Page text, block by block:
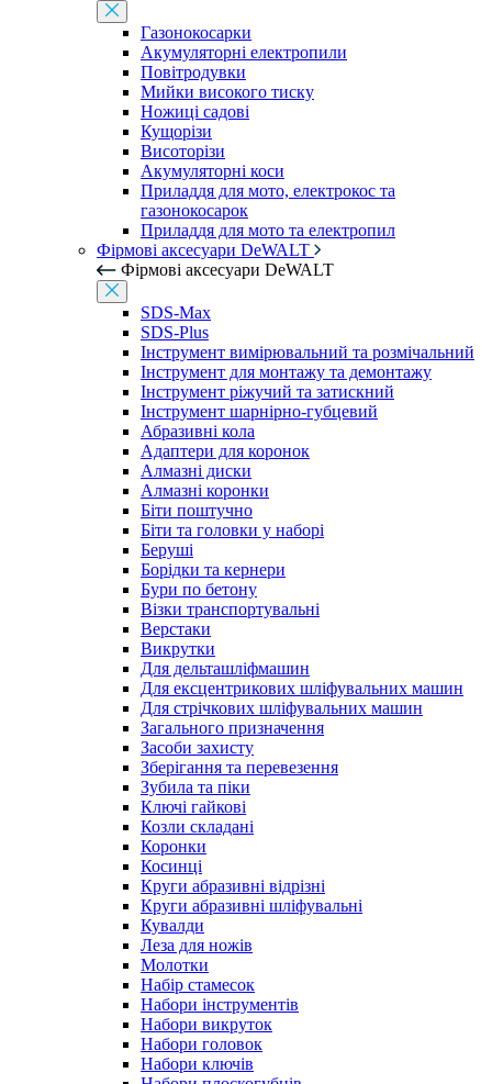
Газонокосарки
Акумуляторні електропили
Повітродувки
Мийки високого тиску
Ножиці садові
Кущорізи
Висоторізи
Акумуляторні коси
Приладдя для мото, електрокос та
газонокосарок
Приладдя для мото та електропил
Фірмові аксесуари DeWALT
Фірмові аксесуари DeWALT
SDS-Max
SDS-Plus
Інструмент вимірювальний та розмічальний
Інструмент для монтажу та демонтажу
Інструмент ріжучий та затискний
Інструмент шарнірно-губцевий
Абразивні кола
Адаптери для коронок
Алмазні диски
Алмазні коронки
Біти поштучно
Біти та головки у наборі
Беруші
Борідки та кернери
Бури по бетону
Візки транспортувальні
Верстаки
Викрутки
Для дельташліфмашин
Для ексцентрикових шліфувальних машин
Для стрічкових шліфувальних машин
Загального призначення
Засоби захисту
Зберігання та перевезення
Зубила та піки
Ключі гайкові
Козли складані
Коронки
Косинці
Круги абразивні відрізні
Круги абразивні шліфувальні
Кувалди
Леза для ножів
Молотки
Набір стамесок
Набори інструментів
Набори викруток
Набори головок
Набори ключів